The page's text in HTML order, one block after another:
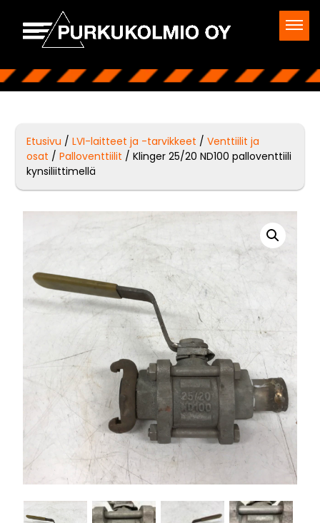
Etusivu /LVI-laitteet ja -tarvikkeet /Venttiilit ja
osat /Palloventtiilit / Klinger 25/20 ND100 palloventtiili
kynsiliittimellä